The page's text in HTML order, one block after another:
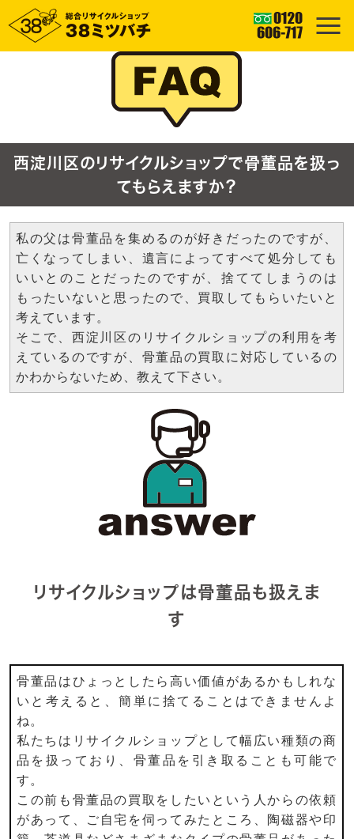
西淀川区のリサイクルショップで骨董品を扱っ
てもらえますか？
私の父は骨董品を集めるのが好きだったのですが、
亡くなってしまい、遺言によってすべて処分しても
いいとのことだったのですが、捨ててしまうのは
もったいないと思ったので、買取してもらいたいと
考えています。
そこで、西淀川区のリサイクルショップの利用を考
えているのですが、骨董品の買取に対応しているの
かわからないため、教えて下さい。
リサイクルショップは骨董品も扱えま
す
骨董品はひょっとしたら高い価値があるかもしれな
いと考えると、簡単に捨てることはできませんよ
ね。
私たちはリサイクルショップとして幅広い種類の商
品を扱っており、骨董品を引き取ることも可能で
す。
この前も骨董品の買取をしたいという人からの依頼
があって、ご自宅を伺ってみたところ、陶磁器や印